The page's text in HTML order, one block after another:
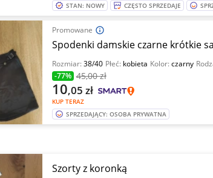
STAN: NOWY CZĘSTO SPRZEDAJE
Promowane
Spodenki damskie czarne krótkie
Rozmiar:38/40 Płeć: kobieta Kolor:czarny
-77% 45,00 zł
KUP TERAZ
10,05 zł
SPRZEDAJĄCY: OSOBA PRYWATNA
Szorty z koronką